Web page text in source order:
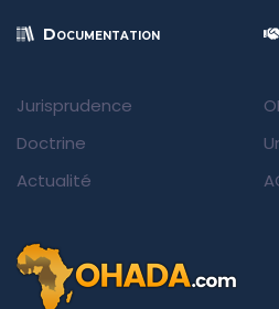
Documentation
Jurisprudence
Doctrine
Actualité